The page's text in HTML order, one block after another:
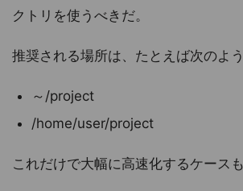
クトリを使うべきだ。
推奨される場所は、たとえば次のよう
～/project
/home/user/project
これだけで大幅に高速化するケースも